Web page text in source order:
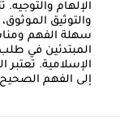
الإلهام
والتوثيق
سهلة الفهم
المبتدئين في
الإسلامية.
إلى الفهم